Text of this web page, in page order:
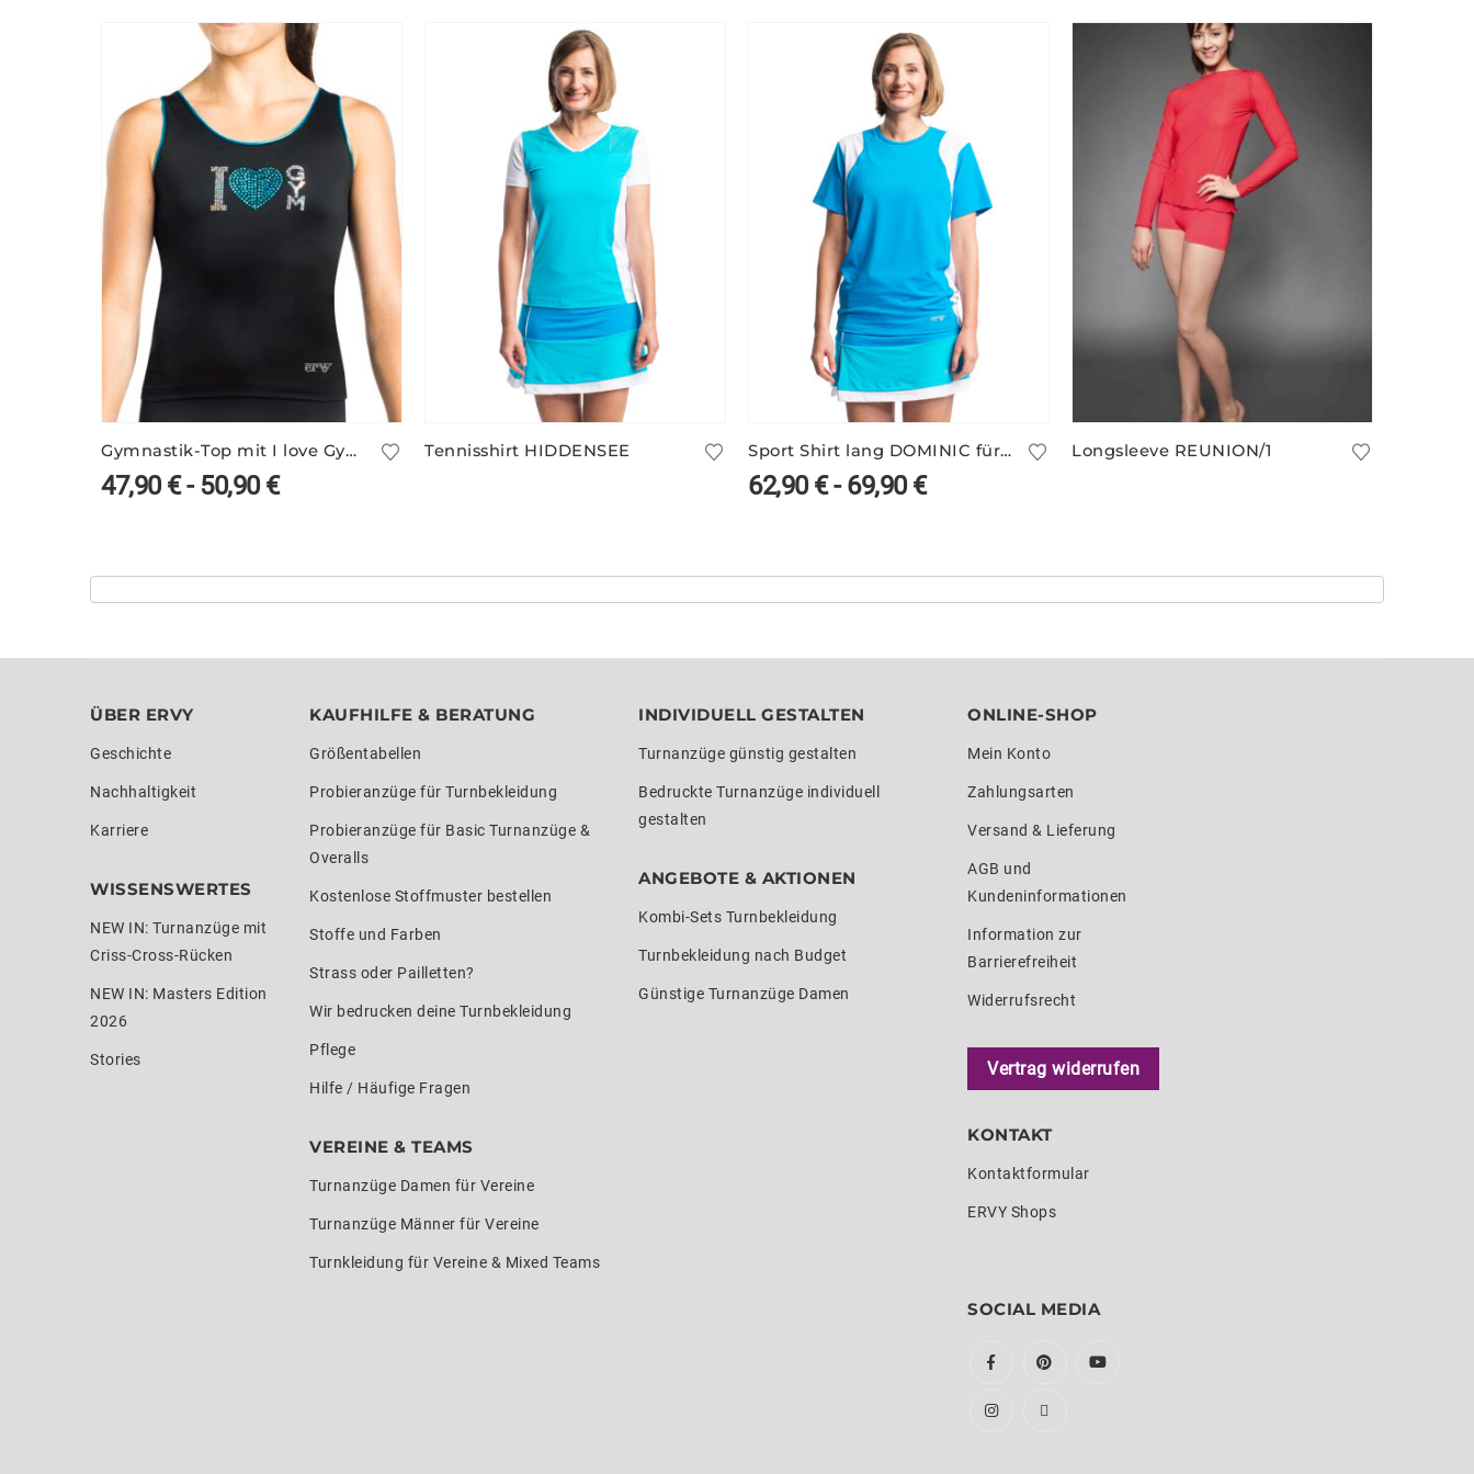
Gymnastik-Top mit I love Gym Glitzermotiv – GUADELOUPE/5
47,90€-50,90€
Tennisshirt HIDDENSEE Sport Shirt lang DOMINIC für Kinder und Erwachsene
62,90€-69,90€
Longsleeve REUNION/1
ÜBER ERVY
Geschichte
Nachhaltigkeit
Karriere
WISSENSWERTES
NEW IN: Turnanzüge mit
Criss-Cross-Rücken
NEW IN: Masters Edition
2026
Stories
KAUFHILFE & BERATUNG
Größentabellen
Probieranzüge für Turnbekleidung
Probieranzüge für Basic Turnanzüge &
Overalls
Kostenlose Stoffmuster bestellen
Stoffe und Farben
Strass oder Pailletten?
Wir bedrucken deine Turnbekleidung
Pflege
Hilfe / Häufige Fragen
VEREINE & TEAMS
Turnanzüge Damen für Vereine
Turnanzüge Männer für Vereine
Turnkleidung für Vereine & Mixed Teams
INDIVIDUELL GESTALTEN
Turnanzüge günstig gestalten
Bedruckte Turnanzüge individuell
gestalten
ANGEBOTE & AKTIONEN
Kombi-Sets Turnbekleidung
Turnbekleidung nach Budget
Günstige Turnanzüge Damen
ONLINE-SHOP
Mein Konto
Zahlungsarten
Versand & Lieferung
AGB und
Kundeninformationen
Information zur
Barrierefreiheit
Widerrufsrecht
Vertrag widerrufen
KONTAKT
Kontaktformular
ERVY Shops
SOCIAL MEDIA